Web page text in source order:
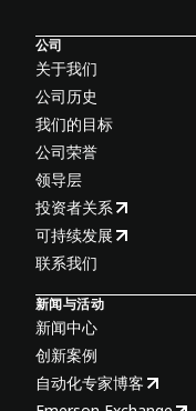
公司
关于我们
公司历史
我们的目标
公司荣誉
领导层
投资者关系
可持续发展
联系我们
新闻与活动
新闻中心
创新案例
自动化专家博客